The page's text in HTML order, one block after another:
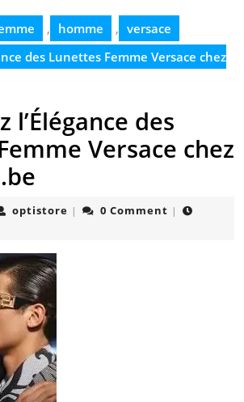
, homme , versace
des Lunettes Femme Versace chez
l’Élégance des
Versace chez
optistore optistore
| 0 Comment |